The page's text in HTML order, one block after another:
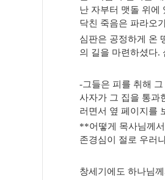
난 자부터 맷돌 위에
닥친 죽음은 파라오
심판은 공정하게 온
의 길을 마련하셨다.
-그들은 피를 취해
사자가 그 집을 통과
러면서 옆 페이지를
**어떻게 목사님께
존경심이 절로 우러
창세기에도 하나님